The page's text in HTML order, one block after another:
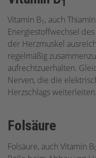
1
Vitamin B1 , auch
Energiestoffwechsel
der Herzmuskel
regelmäßig
aufrechtzuerhalten.
Nerven, die die
Herzschlags weiterleiten.
Folsäure
Folsäure, auch Vitamin B